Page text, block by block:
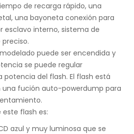
de recarga rápido, una
una bayoneta conexión para
esclavo interno, sistema de
puede ser encendida y
se puede regular
del flash. El flash está
fución auto-powerdump para
flash es:
azul y muy luminosa que se